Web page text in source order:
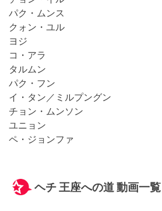
パク・ムンス
クォン・ユル
ヨジ
コ・アラ
タルムン
パク・フン
イ・タン／ミルプングン
チョン・ムンソン
ユニョン
ペ・ジョンファ
ヘチ 王座への道 動画一覧